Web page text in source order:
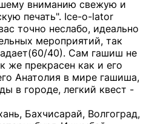
вниманию свежую и
печать". Ice-o-lator
точно неслабо, идеально
мероприятий, так
40). Сам гашиш не
же прекрасен как и его
Анатолия в мире гашиша,
в городе, легкий квест -
край), Железногорск (Курская область), Железногорск-Илимский, Жигулёвск, Жиздра, Жирновск, Жуков, Жуковка, Заводоуковск, Заволжск, Задонск, Заинск, Заозёрный, Заозёрск, Западная Двина, Заполярный, Зарайск, Заречный (Пензенская область), Заречный (Свердловская область), Заринск, Звенигово, Зверево, Зеленогорск ( Ленинградская обл. ), Зеленоградск, Зеленодольск, Зеленокумск, Зерноград, Зима, Змеиногорск, Зубцов, Ивангород, Иваново, Ивдель, Избербаш, Изобильный, Иланский, Инза, Инкерман, Инта, Ипатово, Искитим, Йошкар-Ола, Кадников, Калач, Калач-на-Дону, Калининск, Калтан, Калязин, Камбарка, Каменка (Пензенская область), Каменногорск (Ленинградская область), Каменск-Уральский, Каменск-Шахтинский, Камень-на-Оби, Камешково, Камышин, Канаш, Кандалакша, Карабаново, Карабаш, Карачаевск, Каргат, Каргополь, Карпинск, Карталы, Касимов, Касли, Каспийск, Катав-Ивановск, Катайск, Качканар, Кашин, Кашира, Кемерово, Кемь, Кизел, Кизилюрт, Кизляр, Кимовск, Кимры, Кингисепп, Кинель, Киреевск, Киренск, Киржач, Кириши, Кирово-Чепецк, Кировск (Ленинградская область), Кировск (Мурманская область), Кирсанов, Киселёвск, Кисловодск, Климовск, Клинцы, Княгинино, Ковдор, Ковров, Когалым, Козельск, Козьмодемьянск, Кола, Кологрив, Колпашево, Колпино, Кольчугино, Комсомольск, Комсомольск-на-Амуре, Конаково, Кондопога, Кондрово, Константиновск, Кораблино, Кореновск, Корсаков, Коряжма, Костерёво, Костомукша, Котельники, Котельниково, Котельнич, Котлас, Котовск, Кохма, Красноармейск (Московская область), Краснозаводск, Краснознаменск (Московская область), Краснокаменск, Краснослободск (Волгоградская область), Краснотурьинск, Красноуральск, Красный Сулин, Кремёнки, Кропоткин, Кубинка, Кувшиново (Тверская область), Кудрово, Кулебаки, Кумертау, Курлово, Куровское, Куртамыш, Курчатов, Куса, Кушва, Кыштым, Лабытнанги, Лагань, Лаишево (Республика Татарстан), Лакинск, Лангепас, Лахденпохья, Ленинск-Кузнецкий, Ленск (Республика Саха), Лермонтов (Ставропольский край), Лесозаводск (Приморский край), Лесосибирск, Ливны (Орловская область), Ликино-Дулёво, Липки (Тульская область), Лиски (Воронежская область), Лихославль, Лодейное Поле, Ломоносов (Санкт-Петербург), Лосино-Петровский, Лукоянов, Луховицы, Лыткарино, Любань (Ленинградская область), Любим, Людиново, Магас, Майский, Макаров, Малая Вишера, Малгобек, Мамадыш, Мамоново, Мантурово, Маркс, Махачкала, Мглин, Мегион, Медвежьегорск, Медногорск, Медынь, Меленки, Мелеуз, Менделеевск, Мещовск, Микунь, Миллерово, Минусинск, Миньяр, Мирный (Архангельская область), Мирный (Якутия), Михайловка (Город), Михайловск (Свердловская область), Михайловск (Ставропольский край), Могоча, Можга, Моздок, Мончегорск, Морозовск, Моршанск, Мосальск, Муравленко, Мурино, Муром, Мценск, Мыски, Набережные Челны, Навашино (Нижегородская область), Назарово (Красноярский край), Назрань, Нальчик, Наро-Фоминск, Нарткала, Нарьян-Мар, Находка, Невель (Псковская область), Невельск, Невьянск, Нелидово (Тверская область), Неман, Нерехта (Костромская область), Нерюнгри, Нестеров, Нефтегорск (Самарская область), Нефтекумск, Нижневартовск, Нижнекамск (Республика Татарстан), Нижнеудинск, Нижние Серги, Нижний Ломов, Нижняя Тура, Николаевск-на-Амуре, Никольск (Вологодская область), Никольск (Пензенская область), Новая Ладога, Новая Ляля, Новоалександровск, Новоалтайск, Нововоронеж, Новодвинск, Новозыбков, Новокубанск, Новокуйбышевск, Новомичуринск, Новопавловск, Новоржев, Новосокольники, Новотроицк, Новоульяновск, Новоуральск, Новохопёрск, Новочебоксарск, Новошахтинск, Новый Оскол, Новый Уренгой, Норильск, Нурлат, Нягань, Нязепетровск, Няндома, Облучье, Обоянь, Озёрск (Калининградская область), Озёрск (Челябинская область), Озёры, Октябрьск (Самарская область), Октябрьский (Башкортостан), Окуловка (Новгородская область), Оленегорск, Олонец, Онега, Опочка, Осинники, Осташков, Остров, Острогожск, Отрадный, Оха, Павлово, Павловск (Воронежская область), Павловск (Санкт-Петербург), Павловский Посад, Партизанск, Певек, Пенза, Первоуральск, Перевоз, Пересвет, Переславль-Залесский, Пестово (Новгородская область), Петрозаводск, Петропавловск-Камчатский, Печоры, Пикалёво, Пионерский, Питкяранта, Плавск, Плёс, Подпорожье, Покачи, Покров, Покровск, Полесск, Полысаево, Полярные Зори, Полярный, Поронайск, Порхов, Похвистнево, Почеп, Починок, Пошехонье, Правдинск, Приморск (Калининградская область), Приморско-Ахтарск, Приозерск, Прокопьевск, Протвино, Прохладный, Пугачёв, Пудож, Пустошка, Пушкино, Пущино, Пыталово, Радужный (Владимирская область), Радужный (Ханты-Мансийский АО), Райчихинск, Раменское, Рассказово, Ревда, Реж, Реутов, Родники, Россошь, Ростов (Ярославская обл.), Рошаль, Ртищево, Рубцовск, Рузаевка, Рыбинск, Рыбное, Ряжск, Салехард, Сальск, Саранск, Сарапул, Саров, Сасово, Сатка, Сафоново, Саяногорск, Саянск, Светлогорск, Светлоград, Светлый, Светогорск (Ленинградская область), Свободный, Себеж, Северобайкальск, Северодвинск, Североуральск, Сегежа, Семикаракорск, Сенгилей, Серафимович, Сергач, Сергиев Посад, Сердобск, Сертолово (Ленинградская область), Сестрорецк (Ленинградская область), Сибай, Скопин, Славгород, Сланцы, Слободской, Слюдянка, Собинка, Советск (Кировская область), Советск (Калининградская область), Советск (Тульская область), Советская Гавань, Советский (Ханты-Мансийский АО), Сокол (Вологодская область), Солигалич, Соль-Илецк, Сольцы, Сортавала, Сосенский, Сосновоборск, Сосновый Бор (Ленинградская область), Сосногорск, Спас-Клепики, Спасск-Рязанский, С